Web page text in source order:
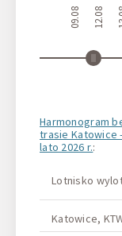
09.08 12.08
Harmonogram
trasie Katowice
lato 2026 r.:
Lotnisko
Katowice,